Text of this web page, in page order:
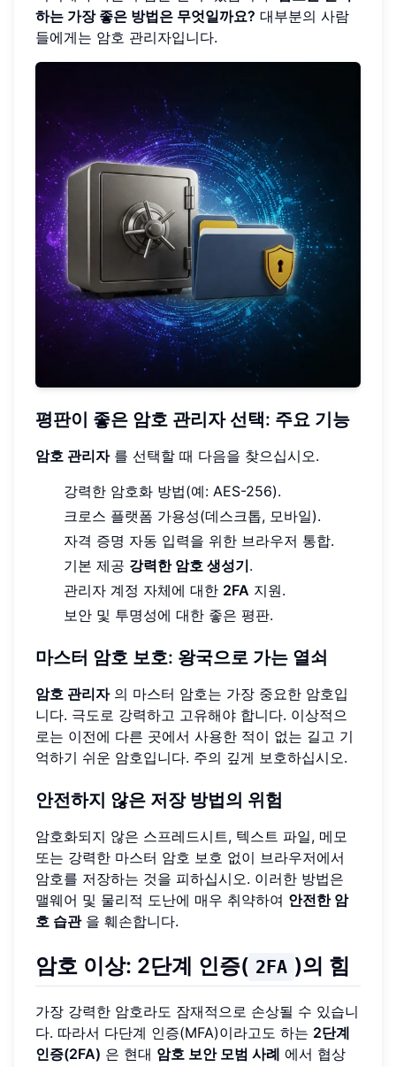
하는 가장 좋은 방법은 무엇일까요? 대부분의 사람
들에게는 암호 관리자입니다.
평판이 좋은 암호 관리자 선택: 주요 기능
암호 관리자를 선택할 때 다음을 찾으십시오.
강력한 암호화 방법(예: AES-256).
크로스 플랫폼 가용성(데스크톱, 모바일).
자격 증명 자동 입력을 위한 브라우저 통합.
기본 제공 강력한 암호 생성기.
관리자 계정 자체에 대한 2FA 지원.
보안 및 투명성에 대한 좋은 평판.
마스터 암호 보호: 왕국으로 가는 열쇠
암호 관리자의 마스터 암호는 가장 중요한 암호입
니다. 극도로 강력하고 고유해야 합니다. 이상적으
로는 이전에 다른 곳에서 사용한 적이 없는 길고 기
억하기 쉬운 암호입니다. 주의 깊게 보호하십시오.
안전하지 않은 저장 방법의 위험
암호화되지 않은 스프레드시트, 텍스트 파일, 메모
또는 강력한 마스터 암호 보호 없이 브라우저에서
암호를 저장하는 것을 피하십시오. 이러한 방법은
맬웨어 및 물리적 도난에 매우 취약하여 안전한 암
호 습관을 훼손합니다.
암호 이상: 2단계 인증( 2FA )의 힘
가장 강력한 암호라도 잠재적으로 손상될 수 있습니
다. 따라서 다단계 인증(MFA)이라고도 하는 2단계
인증(2FA) 은 현대 암호 보안 모범 사례 에서 협상